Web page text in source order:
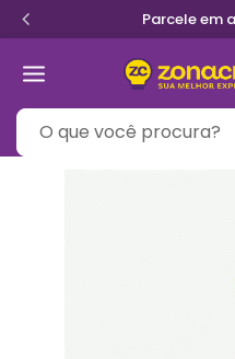
Parcele em
O que você procura?